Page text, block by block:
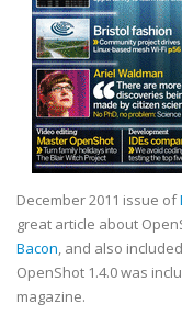
December 2011 issue of
great article about
Bacon, and also
OpenShot 1.4.0 was
magazine.